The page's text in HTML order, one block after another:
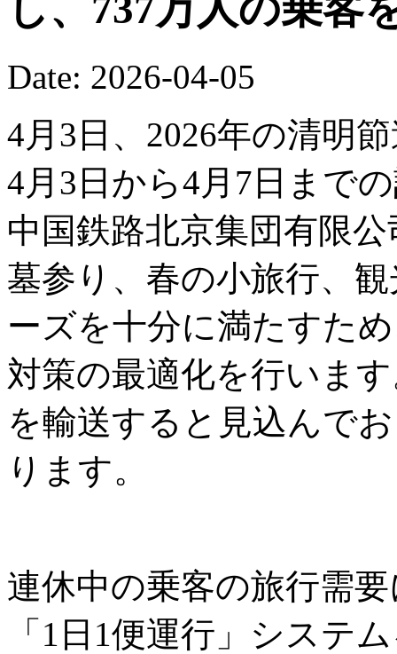
Date: 2026-04-05
4月3日、2026年の清明
4月3日から4月7日まで
中国鉄路北京集団有限
墓参り、春の小旅行、
ーズを十分に満たすた
対策の最適化を行いま
を輸送すると見込んで
ります。
連休中の乗客の旅行需
「1日1便運行」システ